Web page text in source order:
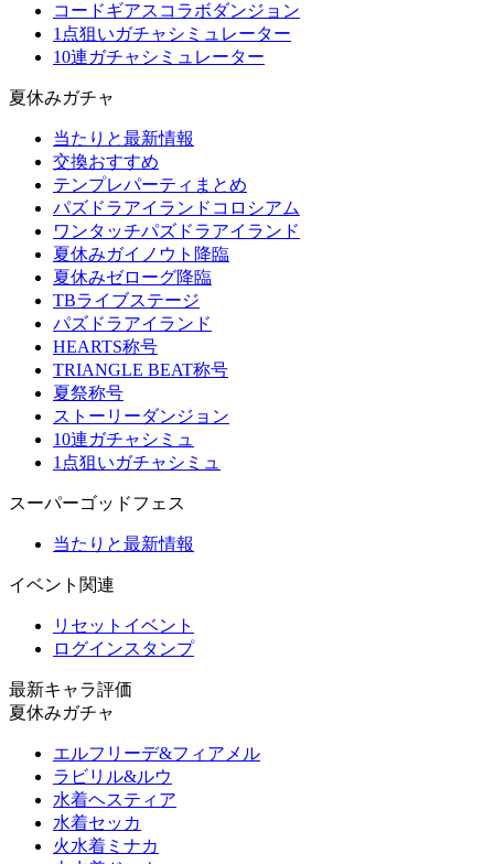
コードギアスコラボダンジョン
1点狙いガチャシミュレーター
10連ガチャシミュレーター
夏休みガチャ
当たりと最新情報
交換おすすめ
テンプレパーティまとめ
パズドラアイランドコロシアム
ワンタッチパズドラアイランド
夏休みガイノウト降臨
夏休みゼローグ降臨
TBライブステージ
パズドラアイランド
HEARTS称号
TRIANGLE BEAT称号
夏祭称号
ストーリーダンジョン
10連ガチャシミュ
1点狙いガチャシミュ
スーパーゴッドフェス
当たりと最新情報
イベント関連
リセットイベント
ログインスタンプ
最新キャラ評価
夏休みガチャ
エルフリーデ&フィアメル
ラビリル&ルウ
水着ヘスティア
水着セッカ
火水着ミナカ